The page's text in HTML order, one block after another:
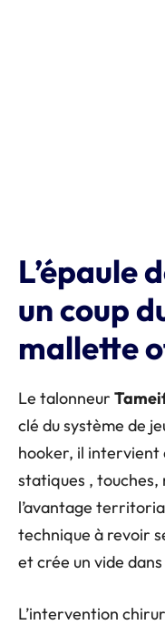
L’épaule
un coup
mallette
Le talonneur
clé du système de
hooker, il intervient
statiques , touches,
l’avantage
technique à revoir
et crée un vide
L’intervention